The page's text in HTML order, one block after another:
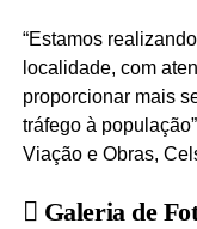
“Estamos
localidade, com
proporcionar mais
tráfego à
Viação e Obras,
Galeria de